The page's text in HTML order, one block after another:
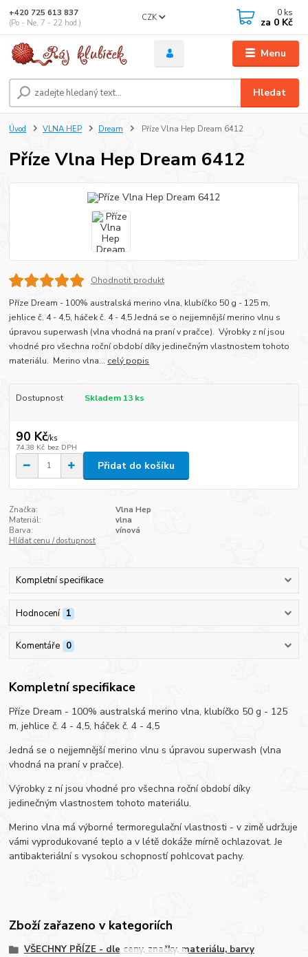
Menu
CZK
Hledat
+420 725 613 837
(Po - Ne, 7 - 22 hod.)
0 ks
za 0 Kč
Úvod VLNA HEP Dream Příze Vlna Hep Dream 6412
Příze Vlna Hep Dream 6412
Ohodnotit produkt
Příze Dream - 100% australská merino vlna, klubíčko 50 g - 125 m,
jehlice č. 4 - 4,5, háček č. 4 - 4,5 Jedná se o nejjemnější merino vlnu s
úpravou superwash (vlna vhodná na praní v pračce). Výrobky z ní jsou
vhodné pro všechna roční období díky jedinečným vlastnostem tohoto
materiálu. Merino vlna... celý popis
Dostupnost Skladem 13 ks
90 Kč/ks
74,38 Kč bez DPH
Přidat do košíku
Značka:
Vlna Hep
Materiál:
vlna
Barva:
vínová
Hlídat cenu / dostupnost
Kompletní specifikace
Hodnocení 1
Komentáře 0
Kompletní specifikace
Příze Dream - 100% australská merino vlna, klubíčko 50 g - 125
m, jehlice č. 4 - 4,5, háček č. 4 - 4,5
Jedná se o nejjemnější merino vlnu s úpravou superwash (vlna
vhodná na praní v pračce).
Výrobky z ní jsou vhodné pro všechna roční období díky
jedinečným vlastnostem tohoto materiálu.
Merino vlna má výborné termoregulační vlastnosti - v zimě udržuje
vámi vyprodukované teplo a v létě dokáže mírně ochlazovat. Je
antibakteriální s vysokou schopností pohlcovat pachy.
Zboží zařazeno v kategoriích
VŠECHNY PŘÍZE - dle ceny, značky, materiálu, barvy